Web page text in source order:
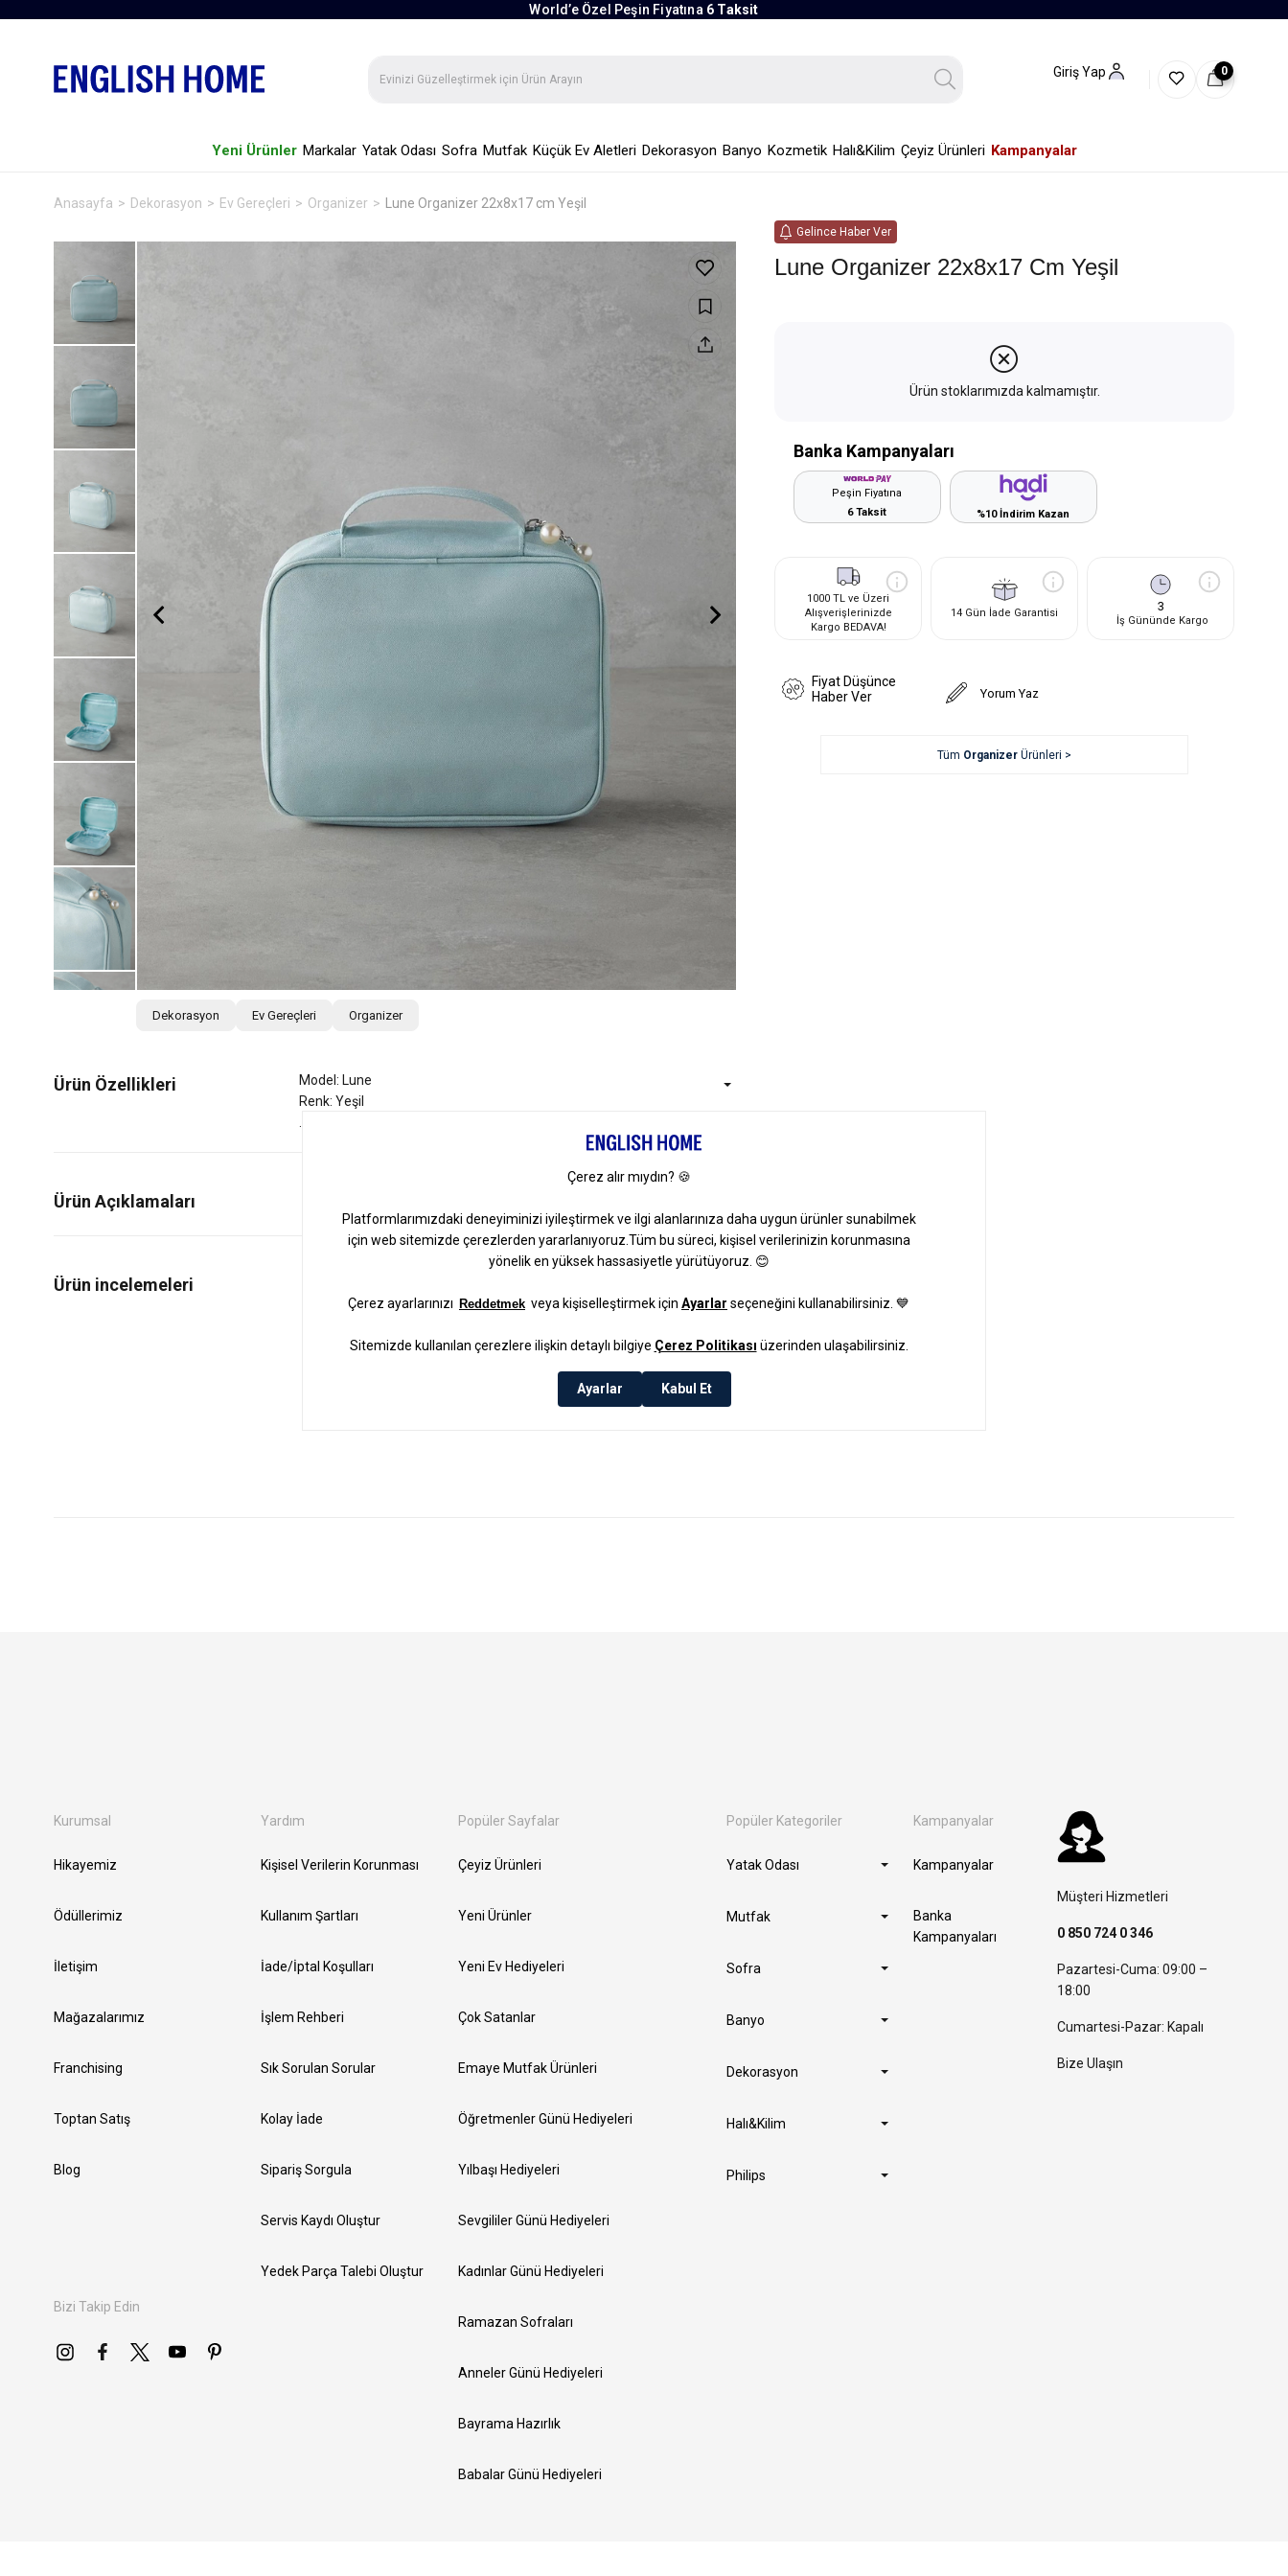
World’e Özel Peşin Fiyatına 6 Taksit
Giriş Yap 0
Yeni Ürünler Markalar Yatak Odası Sofra Mutfak Küçük Ev Aletleri Dekorasyon Banyo Kozmetik Halı&Kilim Çeyiz Ürünleri Kampanyalar
Anasayfa Dekorasyon Ev Gereçleri Organizer Lune Organizer 22x8x17 cm Yeşil
Dekorasyon Ev Gereçleri Organizer
Ürün Özellikleri
Model: Lune
Renk: Yeşil
Ürün Açıklamaları
Gelince Haber Ver
Lune Organizer 22x8x17 Cm Yeşil
Ürün stoklarımızda kalmamıştır.
Banka Kampanyaları
Peşin Fiyatına
6 Taksit
%10 İndirim Kazan
1000 TL ve Üzeri
Alışverişlerinizde
Kargo BEDAVA!
14 Gün İade Garantisi 3
İş Gününde Kargo
Fiyat Düşünce
Haber Ver
Yorum Yaz
Tüm Organizer Ürünleri >
Kurumsal
Hikayemiz
Ödüllerimiz
İletişim
Mağazalarımız
Franchising
Toptan Satış
Blog
Bizi Takip Edin
Yardım
Kişisel Verilerin Korunması
Kullanım Şartları
İade/İptal Koşulları
İşlem Rehberi
Sık Sorulan Sorular
Kolay İade
Sipariş Sorgula
Servis Kaydı Oluştur
Yedek Parça Talebi Oluştur
Popüler Sayfalar
Çeyiz Ürünleri
Yeni Ürünler
Yeni Ev Hediyeleri
Çok Satanlar
Emaye Mutfak Ürünleri
Öğretmenler Günü Hediyeleri
Yılbaşı Hediyeleri
Sevgililer Günü Hediyeleri
Kadınlar Günü Hediyeleri
Ramazan Sofraları
Anneler Günü Hediyeleri
Bayrama Hazırlık
Babalar Günü Hediyeleri
Popüler Kategoriler
Yatak Odası
Mutfak
Sofra
Banyo
Dekorasyon
Halı&Kilim
Philips
Kampanyalar
Kampanyalar
Banka
Kampanyaları
Müşteri Hizmetleri
0 850 724 0 346
Pazartesi-Cuma: 09:00 –
18:00
Cumartesi-Pazar: Kapalı
Bize Ulaşın